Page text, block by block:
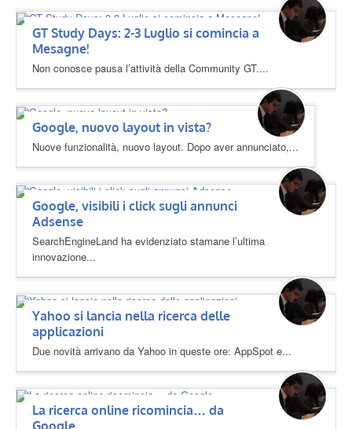
GT Study Days: 2-3 Luglio si comincia a
Mesagne!
Non conosce pausa l’attività della Community GT....
Google, nuovo layout in vista?
Nuove funzionalità, nuovo layout. Dopo aver annunciato,...
Google, visibili i click sugli annunci
Adsense
SearchEngineLand ha evidenziato stamane l’ultima
innovazione...
Yahoo si lancia nella ricerca delle
applicazioni
Due novità arrivano da Yahoo in queste ore: AppSpot e...
La ricerca online ricomincia… da